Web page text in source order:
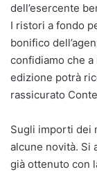
dell’esercente
I ristori a fondo
bonifico
confidiamo che
edizione potrà
rassicurato
Sugli importi dei
alcune novità. Si
già ottenuto con